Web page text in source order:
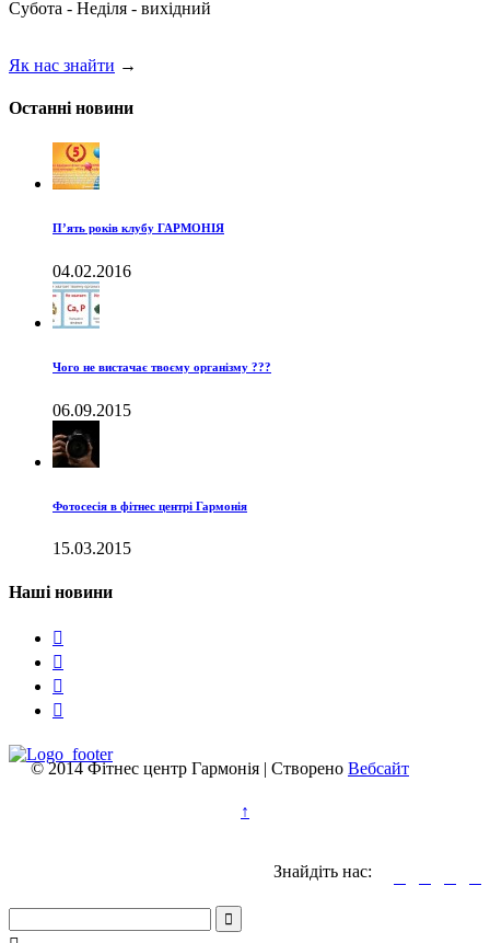
Субота - Неділя - вихідний
Як нас знайти →
Останні новини
П’ять років клубу ГАРМОНІЯ
04.02.2016
Чого не вистачає твоєму організму ???
06.09.2015
Фотосесія в фітнес центрі Гармонія
15.03.2015
Наші новини




© 2014 Фітнес центр Гармонія | Створено Вебсайт
↑
Знайдіть нас:
